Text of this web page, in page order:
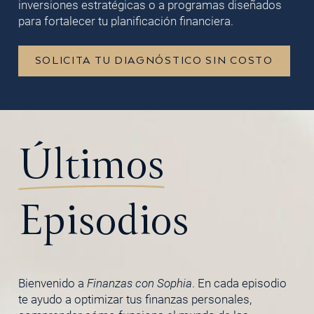
inversiones estratégicas o a programas diseñados
para fortalecer tu planificación financiera.
SOLICITA TU DIAGNÓSTICO SIN COSTO
Últimos
Episodios
Bienvenido a Finanzas con Sophia. En cada episodio
te ayudo a optimizar tus finanzas personales,